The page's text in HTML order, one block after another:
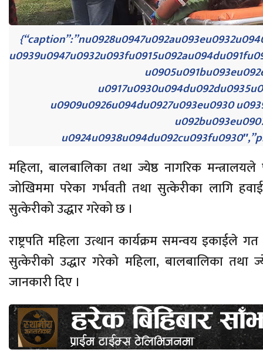
u0909u0926u094du0927u093eu0930
महिला, बालबालिका तथा ज्येष्ठ नागरिक मन्त्रालयले
जोखिममा परेका गर्भवती तथा सुत्केरीका लागि
सुत्केरीको उद्धार गरेको छ ।
राष्ट्रपति महिला उत्थान कार्यक्रम समन्वय इकाईले
सुत्केरीको उद्धार गरेको महिला, बालबालिका तथा
जानकारी दिए ।